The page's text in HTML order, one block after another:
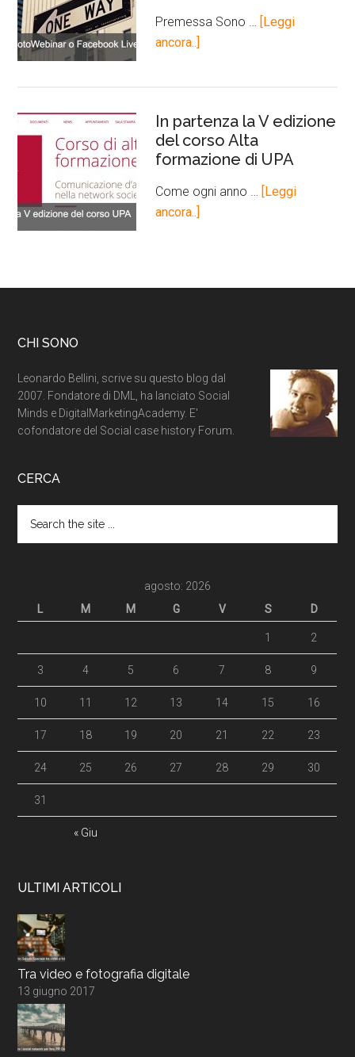
Premessa Sono … [Leggi
ancora..]
In partenza la V edizione
del corso Alta
formazione di UPA
Come ogni anno … [Leggi
ancora..]
CHI SONO
Leonardo Bellini, scrive su questo blog dal
2007. Fondatore di DML, ha lanciato Social
Minds e DigitalMarketingAcademy. E'
cofondatore del Social case history Forum.
CERCA
agosto: 2026
L
M M G V S D
« Giu
1 2
3 4 5 6 7 8 9
10 11 12 13 14 15 16
17 18 19 20 21 22 23
24 25 26 27 28 29 30
31
ULTIMI ARTICOLI
Tra video e fotografia digitale
13 giugno 2017